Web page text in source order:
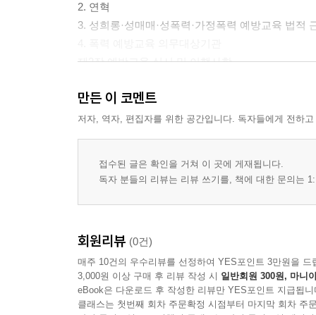
2. 연혁
3. 성희롱·성매매·성폭력·가정폭력 예방교육 법적
제2장 예방교육 실시 및 이행사항
2. 예방교육 실적점검 기준표
3. 예방교육 세부 이행사항
제4장 참고사항
2. 교육만족도 조사
제5장 예방교육통합관리시스템 안내
1. 주의 사항
2. 추진실적 입력 방법
3. 전문강사 및 교육자료 찾기
만든 이 코멘트
저자, 역자, 편집자를 위한 공간입니다. 독자들에게 전하
접수된 글은 확인을 거쳐 이 곳에 게재됩니다.
독자 분들의 리뷰는 리뷰 쓰기를, 책에 대한 문의는
회원리뷰 (0건)
매주 10건의 우수리뷰를 선정하여 YES포인트 3만원을 드
3,000원 이상 구매 후 리뷰 작성 시 일반회원 300원, 마니
eBook은 다운로드 후 작성한 리뷰만 YES포인트 지급됩니
클래스는 첫번째 회차 주문확정 시점부터 마지막 회차 주